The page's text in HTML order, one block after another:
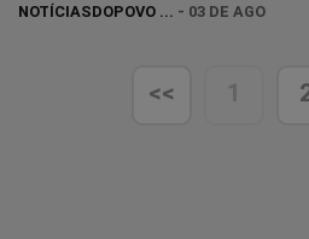
NOTÍCIASDOPOVO ... - 03 DE AGO
<< 1